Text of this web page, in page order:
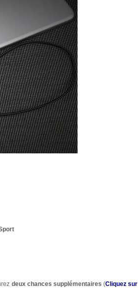
deux chances supplémentaires (Cliquez sur